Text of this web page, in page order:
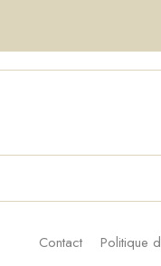
Contact Politique